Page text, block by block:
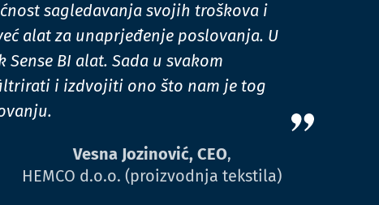
sagledavanja svojih troškova i
alat za unaprjeđenje poslovanja. U
BI alat. Sada u svakom
i izdvojiti ono što nam je tog
Vesna Jozinović, CEO,
HEMCO d.o.o. (proizvodnja tekstila)